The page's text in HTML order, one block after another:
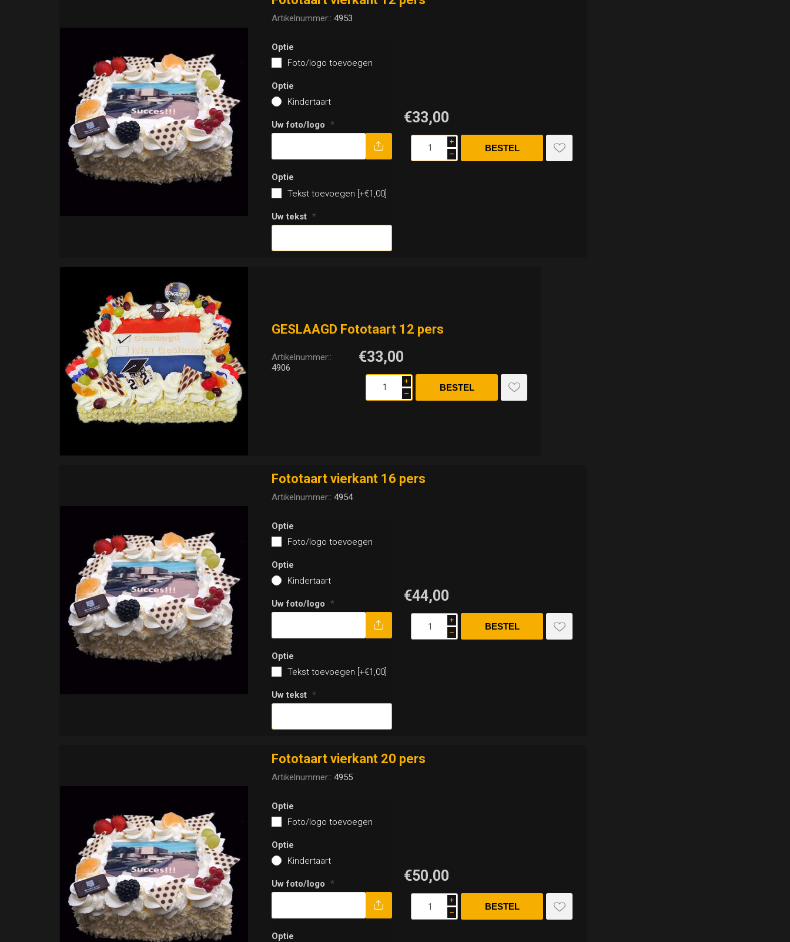
Artikelnummer:: 4953
Optie
Foto/logo toevoegen
Optie
Kindertaart
Uw foto/logo *
Optie
Tekst toevoegen [+€1,00]
Uw tekst *
€33,00
i
h
GESLAAGD Fototaart 12 pers
Artikelnummer::
4906
€33,00
i
h
Fototaart vierkant 16 pers
Artikelnummer:: 4954
Optie
Foto/logo toevoegen
Optie
Kindertaart
Uw foto/logo *
Optie
Tekst toevoegen [+€1,00]
Uw tekst *
€44,00
i
h
Fototaart vierkant 20 pers
Artikelnummer:: 4955
Optie
Foto/logo toevoegen
Optie
Kindertaart
Uw foto/logo *
Optie
€50,00
i
h